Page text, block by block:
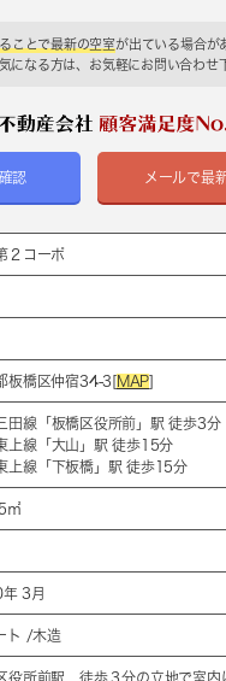
ことで最新の空室が出ている場合が
になる方は、お気軽にお問い合わせ
認 メールで最
２コーポ
板橋区仲宿34-3[MAP]
田線「 板橋区役所前 」駅 徒歩3分
上線「 大山 」駅 徒歩15分
上線「 下板橋」駅 徒歩15分
㎡
3月
ト /木造
役所前駅 徒歩３分の立地で室